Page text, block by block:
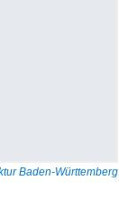
Baden-Württemberg